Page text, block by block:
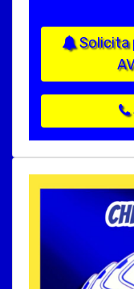
Solicita